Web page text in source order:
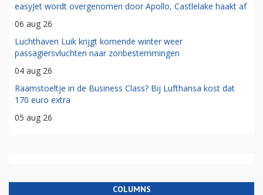
easyJet wordt overgenomen door Apollo, Castlelake haakt af
06 aug 26
Luchthaven Luik krijgt komende winter weer
passagiersvluchten naar zonbestemmingen
04 aug 26
Raamstoeltje in de Business Class? Bij Lufthansa kost dat
170 euro extra
05 aug 26
COLUMNS